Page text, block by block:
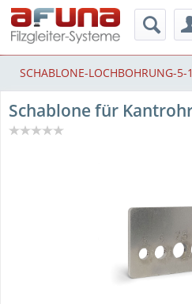
SCHABLONE-LOCHBOHRUNG-5-
Schablone für